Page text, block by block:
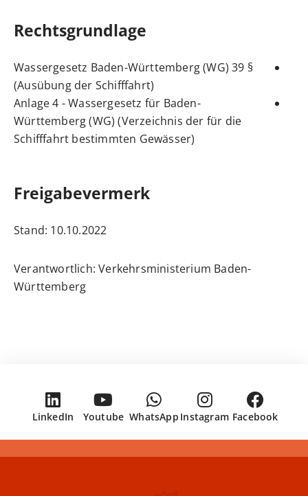
Rechtsgrundlage
§ 39 Wassergesetz Baden-Württemberg (WG)
(Ausübung der Schifffahrt)
Anlage 4 - Wassergesetz für Baden-
Württemberg (WG) (Verzeichnis der für die
Schifffahrt bestimmten Gewässer)
Freigabevermerk
Stand: 10.10.2022
Verantwortlich: Verkehrsministerium Baden-
Württemberg
Facebook
Instagram
WhatsApp
Youtube
LinkedIn